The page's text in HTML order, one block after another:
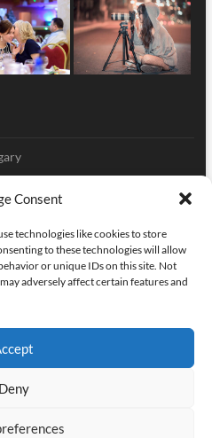
Consent
technologies like cookies to store
to these technologies will allow
or unique IDs on this site. Not
adversely affect certain features and
Deny
impresszum kapcsolat
all right reserved